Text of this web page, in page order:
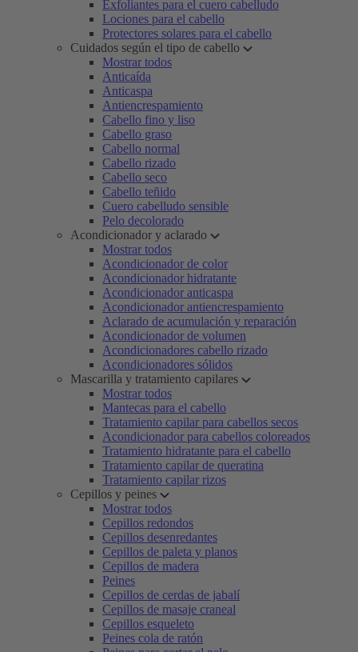
Exfoliantes para el cuero cabelludo
Lociones para el cabello
Protectores solares para el cabello
Cuidados según el tipo de cabello
Mostrar todos
Anticaída
Anticaspa
Antiencrespamiento
Cabello fino y liso
Cabello graso
Cabello normal
Cabello rizado
Cabello seco
Cabello teñido
Cuero cabelludo sensible
Pelo decolorado
Acondicionador y aclarado
Mostrar todos
Acondicionador de color
Acondicionador hidratante
Acondicionador anticaspa
Acondicionador antiencrespamiento
Aclarado de acumulación y reparación
Acondicionador de volumen
Acondicionadores cabello rizado
Acondicionadores sólidos
Mascarilla y tratamiento capilares
Mostrar todos
Mantecas para el cabello
Tratamiento capilar para cabellos secos
Acondicionador para cabellos coloreados
Tratamiento hidratante para el cabello
Tratamiento capilar de queratina
Tratamiento capilar rizos
Cepillos y peines
Mostrar todos
Cepillos redondos
Cepillos desenredantes
Cepillos de paleta y planos
Cepillos de madera
Peines
Cepillos de cerdas de jabalí
Cepillos de masaje craneal
Cepillos esqueleto
Peines cola de ratón